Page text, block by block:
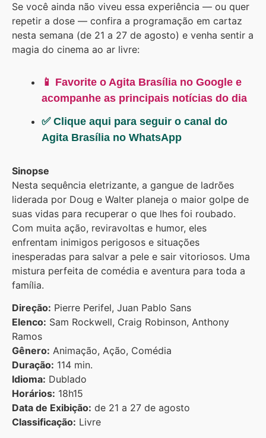
Se você ainda não viveu essa experiência — ou quer
repetir a dose — confira a programação em cartaz
nesta semana (de 21 a 27 de agosto) e venha sentir a
magia do cinema ao ar livre:
📱 Favorite o Agita Brasília no Google e
acompanhe as principais notícias do dia
✅ Clique aqui para seguir o canal do
Agita Brasília no WhatsApp
Sinopse
Nesta sequência eletrizante, a gangue de ladrões
liderada por Doug e Walter planeja o maior golpe de
suas vidas para recuperar o que lhes foi roubado.
Com muita ação, reviravoltas e humor, eles
enfrentam inimigos perigosos e situações
inesperadas para salvar a pele e sair vitoriosos. Uma
mistura perfeita de comédia e aventura para toda a
família.
Direção: Pierre Perifel, Juan Pablo Sans
Elenco: Sam Rockwell, Craig Robinson, Anthony
Ramos
Gênero: Animação, Ação, Comédia
Duração: 114 min.
Idioma: Dublado
Horários: 18h15
Data de Exibição: de 21 a 27 de agosto
Classificação: Livre